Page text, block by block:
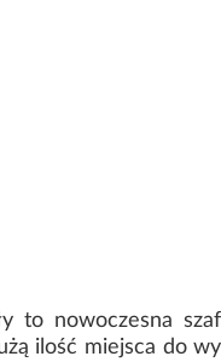
to nowoczesna
ilość miejsca do